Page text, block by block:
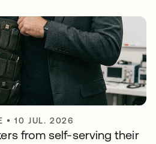
•10 JUL. 2026
from self-serving their